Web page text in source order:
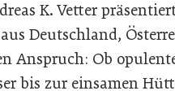
K. Vetter
Deutschland,
Anspruch: Ob
bis zur einsamen